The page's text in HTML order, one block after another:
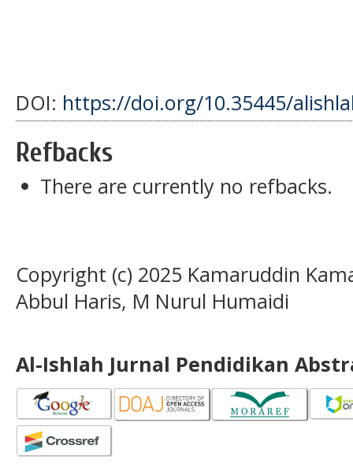
DOI: https://doi.org/10.35445/
Refbacks
There are currently no refbacks.
Copyright (c) 2025 Kamaruddin
Abbul Haris, M Nurul Humaidi
Al-Ishlah Jurnal Pendidikan